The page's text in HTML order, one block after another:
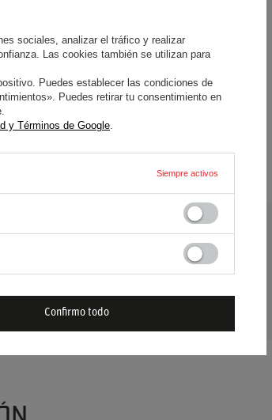
FORMULE UNA PREGUNTA
sociales, analizar el tráfico y realizar
Las cookies también se utilizan para
Puedes establecer las condiciones de
Puedes retirar tu consentimiento en
y Términos de Google
Siempre activos
Confirmo todo